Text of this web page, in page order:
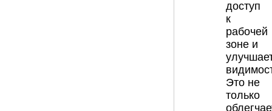
доступ
к
рабочей
зоне и
Это не
только